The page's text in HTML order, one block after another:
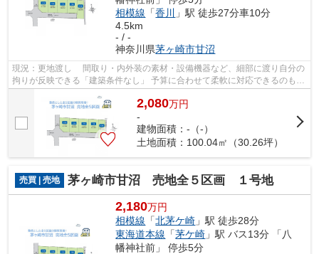
相模線 「香川
」駅 徒歩27分車10分
4.5km
- / -
神奈川県茅ヶ崎市甘沼
現況：更地渡し 間取り・内外装の素材・設備機器など、細部に渡り自分の
拘りが反映できる「建築条件なし」 予算に合わせて柔軟に対応できるのも魅
力の一つではないでしょうか♪ こだ...
2,080万円
-
建物面積：-（-）
土地面積：100.04㎡（30.26坪）
売買 | 売地 茅ヶ崎市甘沼 売地全５区画 １号地
2,180万円
相模線 「北茅ケ崎 」駅 徒歩28分
東海道本線 「茅ケ崎 」駅 バス13分 「八
幡神社前」 停歩5分